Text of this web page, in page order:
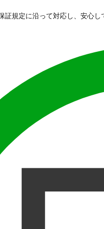
証規定に沿って対応し、安心